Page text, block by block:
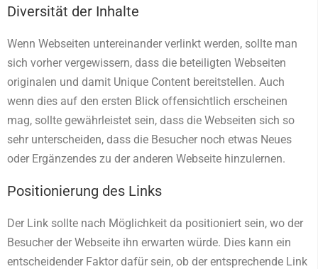
Diversität der Inhalte
Wenn Webseiten untereinander verlinkt werden, sollte man
sich vorher vergewissern, dass die beteiligten Webseiten
originalen und damit Unique Content bereitstellen. Auch
wenn dies auf den ersten Blick offensichtlich erscheinen
mag, sollte gewährleistet sein, dass die Webseiten sich so
sehr unterscheiden, dass die Besucher noch etwas Neues
oder Ergänzendes zu der anderen Webseite hinzulernen.
Positionierung des Links
Der Link sollte nach Möglichkeit da positioniert sein, wo der
Besucher der Webseite ihn erwarten würde. Dies kann ein
entscheidender Faktor dafür sein, ob der entsprechende Link